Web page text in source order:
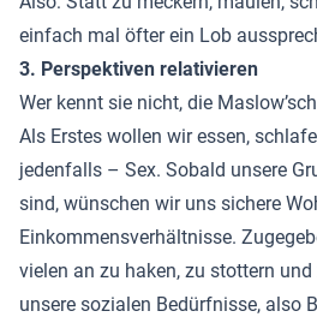
einfach mal öfter ein Lob
3. Perspektiven relativieren
Wer kennt sie nicht, die
Als Erstes wollen wir essen,
jedenfalls – Sex. Sobald unsere
sind, wünschen wir uns sichere
Einkommensverhältnisse.
vielen an zu haken, zu stottern
unsere sozialen Bedürfnisse, also